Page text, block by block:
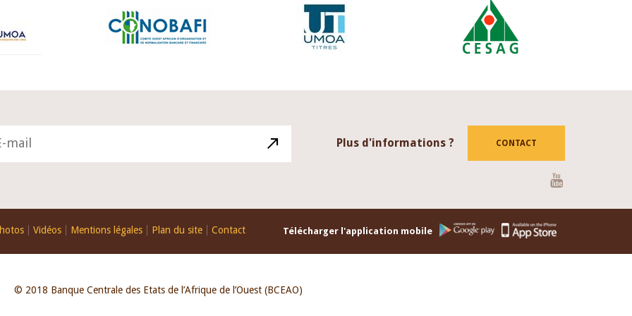
Plus d'informations ? CONTACT
Vidéos Mentions légales Plan du site Contact Télécharger l'application mobile
© 2018 Banque Centrale des Etats de l’Afrique de l’Ouest (BCEAO)